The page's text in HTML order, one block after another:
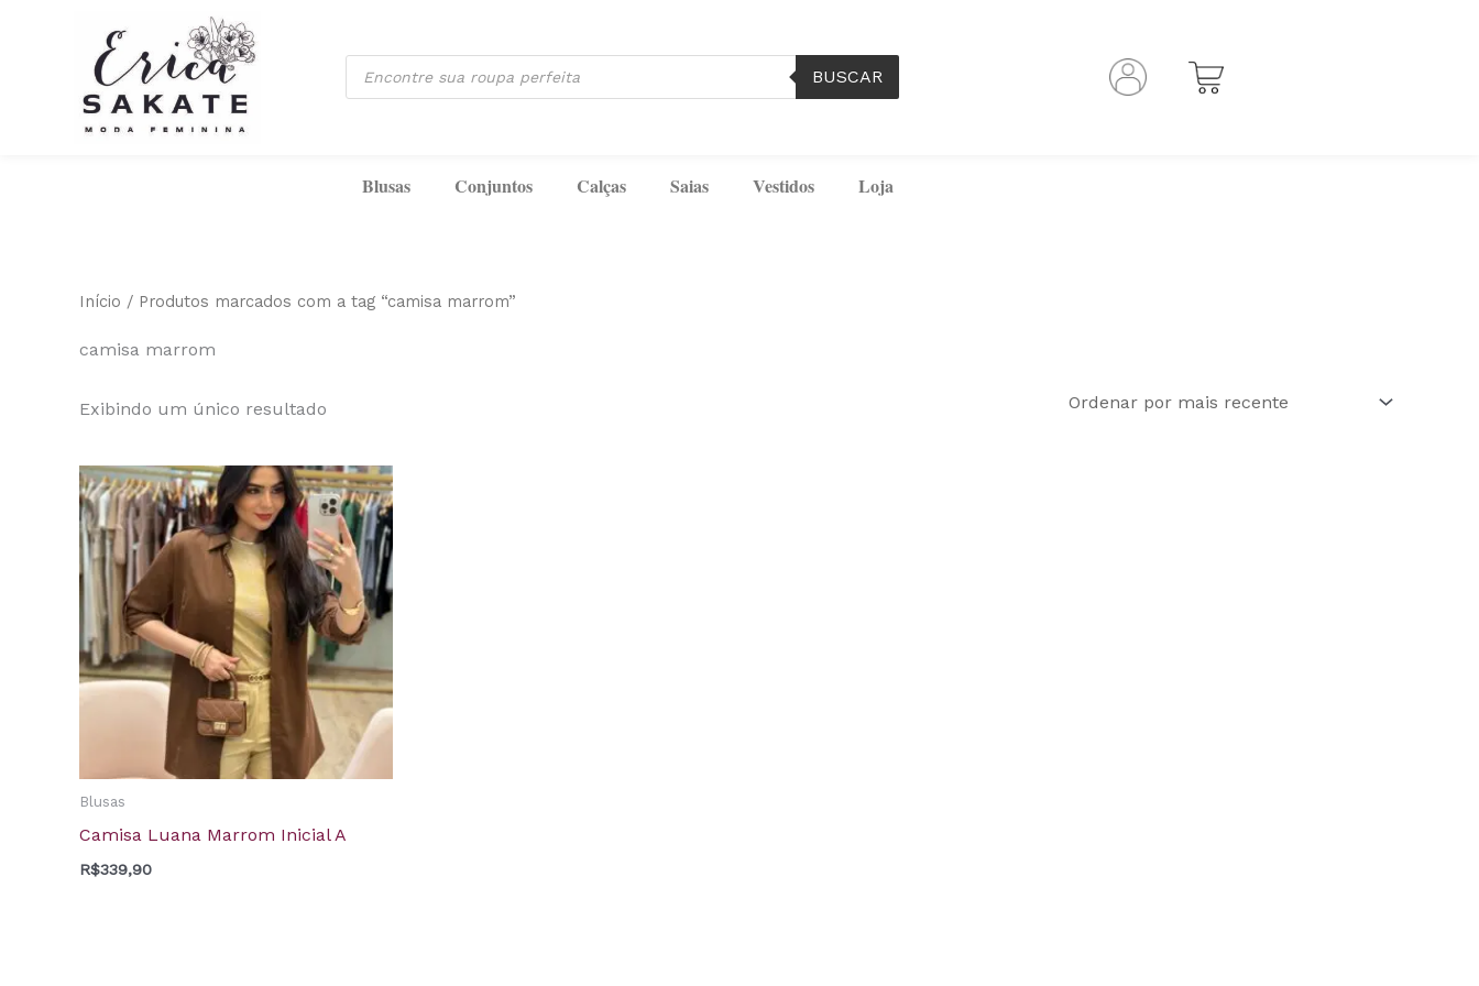
Pesquisar
produtos
BUSCAR
Blusas Conjuntos Calças Saias Vestidos Loja
Início / Produtos marcados com a tag “camisa marrom”
camisa marrom
Exibindo um único resultado
Blusas
Camisa Luana Marrom Inicial A
R$339,90